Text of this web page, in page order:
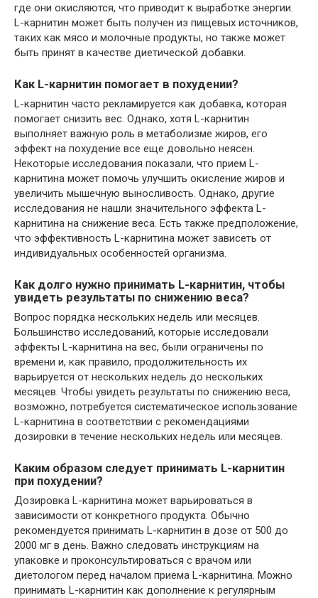
где они окисляются, что приводит к выработке энергии.
L-карнитин может быть получен из пищевых источников,
таких как мясо и молочные продукты, но также может
быть принят в качестве диетической добавки.
Как L-карнитин помогает в похудении?
L-карнитин часто рекламируется как добавка, которая
помогает снизить вес. Однако, хотя L-карнитин
выполняет важную роль в метаболизме жиров, его
эффект на похудение все еще довольно неясен.
Некоторые исследования показали, что прием L-
карнитина может помочь улучшить окисление жиров и
увеличить мышечную выносливость. Однако, другие
исследования не нашли значительного эффекта L-
карнитина на снижение веса. Есть также предположение,
что эффективность L-карнитина может зависеть от
индивидуальных особенностей организма.
Как долго нужно принимать L-карнитин, чтобы
увидеть результаты по снижению веса?
Вопрос порядка нескольких недель или месяцев.
Большинство исследований, которые исследовали
эффекты L-карнитина на вес, были ограничены по
времени и, как правило, продолжительность их
варьируется от нескольких недель до нескольких
месяцев. Чтобы увидеть результаты по снижению веса,
возможно, потребуется систематическое использование
L-карнитина в соответствии с рекомендациями
дозировки в течение нескольких недель или месяцев.
Каким образом следует принимать L-карнитин
при похудении?
Дозировка L-карнитина может варьироваться в
зависимости от конкретного продукта. Обычно
рекомендуется принимать L-карнитин в дозе от 500 до
2000 мг в день. Важно следовать инструкциям на
упаковке и проконсультироваться с врачом или
диетологом перед началом приема L-карнитина. Можно
принимать L-карнитин как дополнение к регулярным